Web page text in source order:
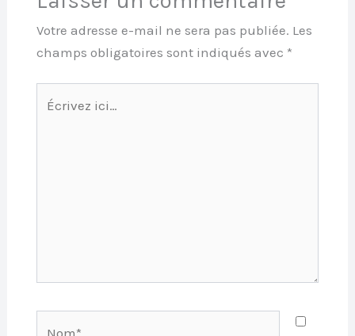
Votre adresse e-mail ne sera pas publiée. Les
champs obligatoires sont indiqués avec *